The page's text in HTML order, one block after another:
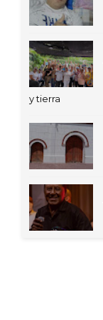
y tierra